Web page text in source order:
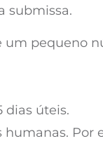
submissa.
um pequeno
dias úteis.
Por